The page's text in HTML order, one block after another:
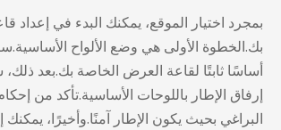
بمجرد اختيار الموقع، يمكنك البدء في إعداد
بك.الخطوة الأولى هي وضع الألواح
أساسًا ثابتًا لقاعة العرض الخاصة بك.بعد
إرفاق الإطار باللوحات الأساسية.تأكد من
البراغي بحيث يكون الإطار آمنًا.وأخيرًا،